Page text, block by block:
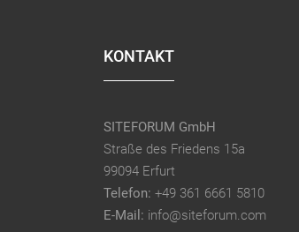
KONTAKT
SITEFORUM GmbH
Straße des Friedens 15a
99094 Erfurt
Telefon: +49 361 6661 5810
E-Mail: info@siteforum.com